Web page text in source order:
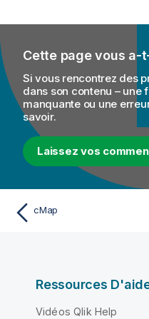
Cette page vous a-
Si vous rencontrez des
dans son contenu – une
manquante ou une
savoir.
Laissez vos
cMap
Ressources
Vidéos Qlik Help